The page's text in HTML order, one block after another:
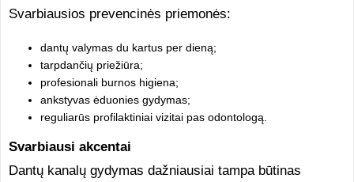
Svarbiausios prevencinės priemonės:
dantų valymas du kartus per dieną;
tarpdančių priežiūra;
profesionali burnos higiena;
ankstyvas ėduonies gydymas;
reguliarūs profilaktiniai vizitai pas odontologą.
Svarbiausi akcentai
Dantų kanalų gydymas dažniausiai tampa būtinas